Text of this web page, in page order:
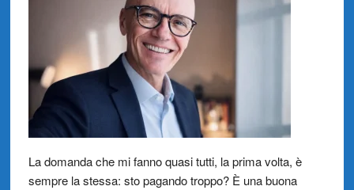
La domanda che mi fanno quasi tutti, la prima volta, è
sempre la stessa: sto pagando troppo? È una buona